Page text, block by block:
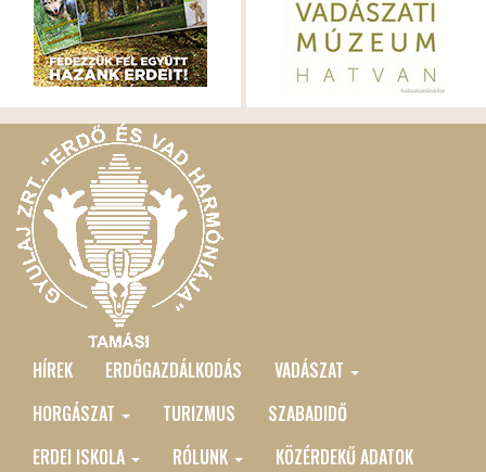
MAIN
MENU
HÍREK ERDŐGAZDÁLKODÁS
VADÁSZAT
HORGÁSZAT
TURIZMUS
SZABADIDŐ
ERDEI ISKOLA
RÓLUNK KÖZÉRDEKŰ ADATOK